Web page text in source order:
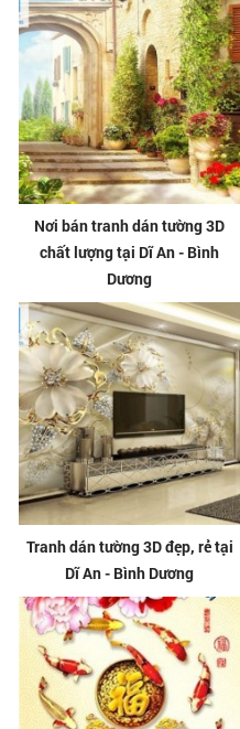
Nơi bán tranh dán tường 3D
chất lượng tại Dĩ An - Bình
Dương
Tranh dán tường 3D đẹp, rẻ tại
Dĩ An - Bình Dương